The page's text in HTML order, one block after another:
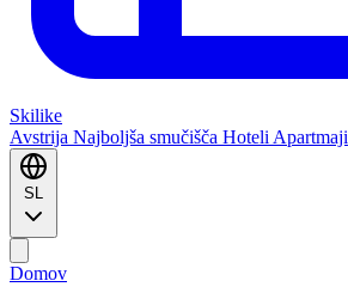
Skilike
Avstrija Najboljša smučišča Hoteli Apartmaji
SL
Domov